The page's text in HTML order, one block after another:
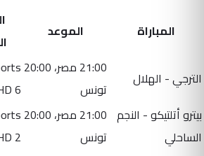
المباراة الموعد
الترجي - الهلال
21:00 مصر، 20:00
تونس
6
بيترو أتلتيكو - النجم
الساحلي
21:00 مصر، 20:00
تونس
2